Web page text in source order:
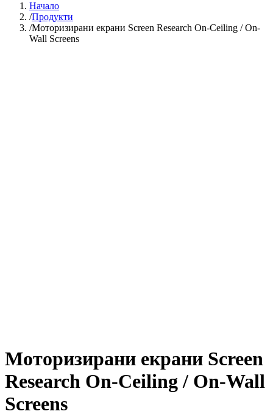
Начало
Продукти
Моторизирани екрани Screen Research On-Ceiling / On-
Wall Screens
Моторизирани екрани Screen
Research On-Ceiling / On-Wall
Screens